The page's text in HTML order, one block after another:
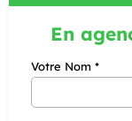
En
Votre Nom *